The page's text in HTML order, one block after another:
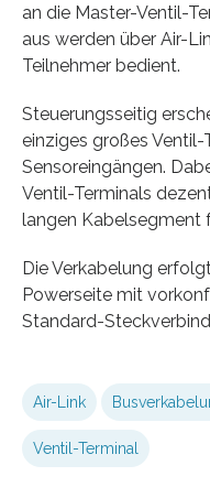
an die Master-Ventil-
aus werden über Air-
Teilnehmer bedient.
Steuerungsseitig
einziges großes
Sensoreingängen.
Ventil-Terminals
langen Kabelsegment
Die Verkabelung
Powerseite mit
Standard-
Air-Link
Ventil-Terminal